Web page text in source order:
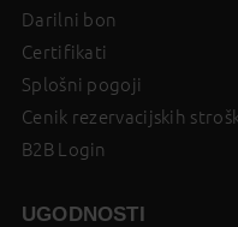
Darilni bon
Certifikati
Splošni pogoji
Cenik rezervacijskih
B2B Login
UGODNOSTI